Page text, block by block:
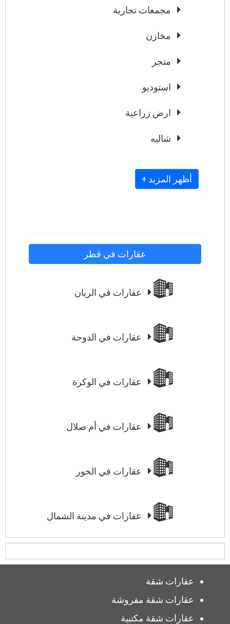
مجمعات تجارية
مخازن
متجر
استوديو
ارض زراعية
شاليه
+ أظهر المزيد
عقارات في قطر
عقارات في الريان
عقارات في الدوحة
عقارات في الوكرة
عقارات في أم صلال
عقارات في الخور
عقارات في مدينة الشمال
عقارات شقة
عقارات شقة مفروشة
عقارات شقة مكتبية